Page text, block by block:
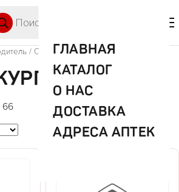
ГЛАВНАЯ
КАТАЛОГ
О НАС
ДОСТАВКА
АДРЕСА АПТЕК
/ Синтез (Курган)
66